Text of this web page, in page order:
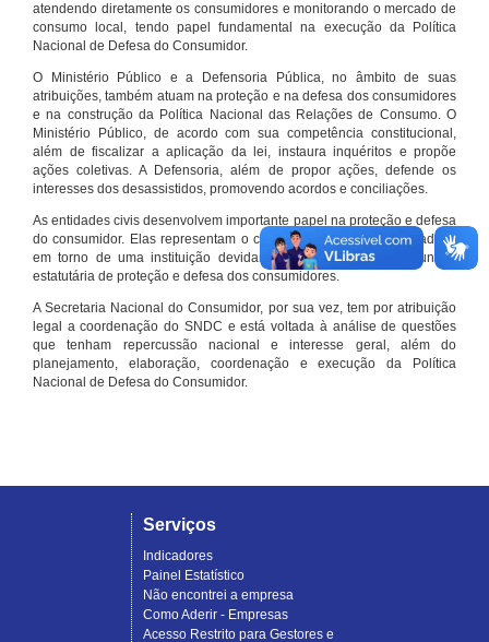
atendendo diretamente os consumidores e monitorando o mercado de
consumo local, tendo papel fundamental na execução da Política
Nacional de Defesa do Consumidor.
O Ministério Público e a Defensoria Pública, no âmbito de suas
atribuições, também atuam na proteção e na defesa dos consumidores
e na construção da Política Nacional das Relações de Consumo. O
Ministério Público, de acordo com sua competência constitucional,
além de fiscalizar a aplicação da lei, instaura inquéritos e propõe
ações coletivas. A Defensoria, além de propor ações, defende os
interesses dos desassistidos, promovendo acordos e conciliações.
As entidades civis desenvolvem importante papel na proteção e defesa
do consumidor. Elas representam o conjunto organizado de cidadãos
em torno de uma instituição devidamente registrada e com função
estatutária de proteção e defesa dos consumidores.
A Secretaria Nacional do Consumidor, por sua vez, tem por atribuição
legal a coordenação do SNDC e está voltada à análise de questões
que tenham repercussão nacional e interesse geral, além do
planejamento, elaboração, coordenação e execução da Política
Nacional de Defesa do Consumidor.
Serviços
Indicadores
Painel Estatístico
Não encontrei a empresa
Como Aderir - Empresas
Acesso Restrito para Gestores e